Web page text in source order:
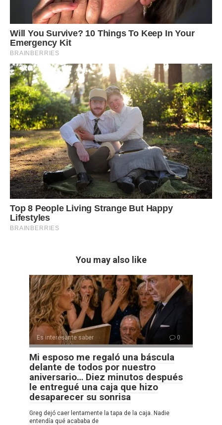
You may also like
Es interesante saber 0
Mi esposo me regaló una báscula
delante de todos por nuestro
aniversario… Diez minutos después
le entregué una caja que hizo
desaparecer su sonrisa
Greg dejó caer lentamente la tapa de la caja. Nadie
entendía qué acababa de